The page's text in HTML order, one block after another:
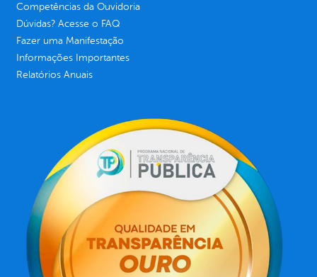
Competências da Ouvidoria
Dúvidas? Acesse o FAQ
Fazer uma Manifestação
Informações Importantes
Relatórios Anuais